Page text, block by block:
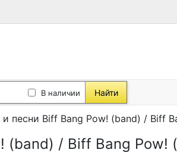
В наличии Найти
песни Biff Bang Pow! (band) / Biff
(band) / Biff Bang Pow!